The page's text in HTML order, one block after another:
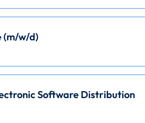
(m/w/d)
Software Distribution